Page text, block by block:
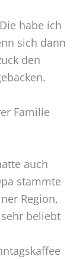
habe ich
sich dann
den
Familie
auch
stammte
Region,
beliebt